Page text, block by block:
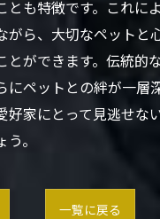
とも特徴です。これに
がら、大切なペットと
とができます。伝統的
にペットとの絆が一層
好家にとって見逃せな
。
一覧に戻る